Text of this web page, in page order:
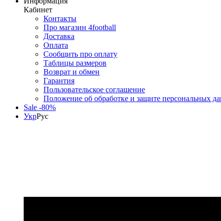
Кабинет
Контакты
Про магазин 4football
Доставка
Оплата
Сообщить про оплату
Таблицы размеров
Возврат и обмен
Гарантия
Пользовательское соглашение
Положение об обработке и защите персональных
Sale -80%
УкрРус